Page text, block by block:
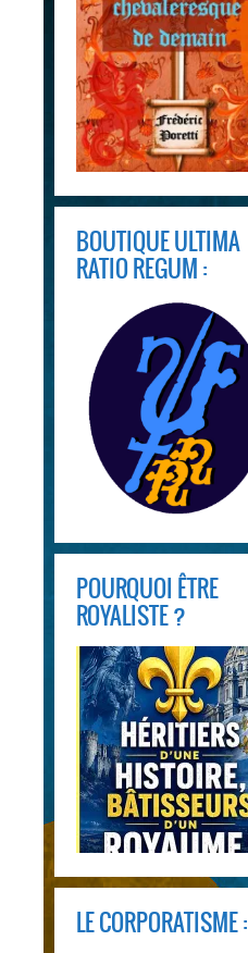
BOUTIQUE ULTIMA
RATIO REGUM :
POURQUOI ÊTRE
ROYALISTE ?
LE CORPORATISME :